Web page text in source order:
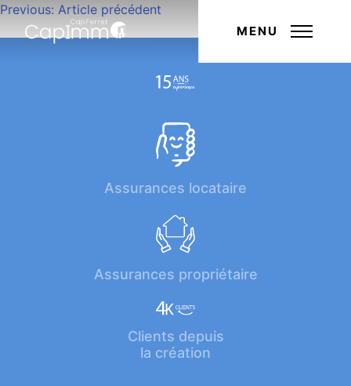
MENU
Navigation
de
Previous: Article précédent
Assurances locataire
Assurances propriétaire
Clients depuis
la création